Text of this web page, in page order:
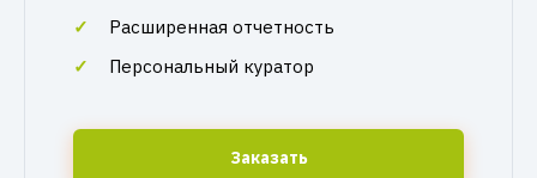
Расширенная отчетность
Персональный куратор
Заказать